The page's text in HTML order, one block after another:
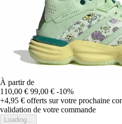
À partir de
110,00 € 99,00 € -10%
+4,95 € offerts sur votre prochaine
validation de votre commande
Loading...